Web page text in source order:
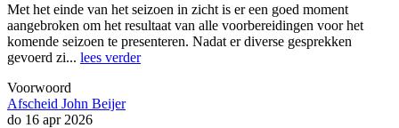
Met het einde van het seizoen in zicht is er een goed moment
aangebroken om het resultaat van alle voorbereidingen voor het
komende seizoen te presenteren. Nadat er diverse gesprekken
gevoerd zi... lees verder
Voorwoord
Afscheid John Beijer
do 16 apr 2026